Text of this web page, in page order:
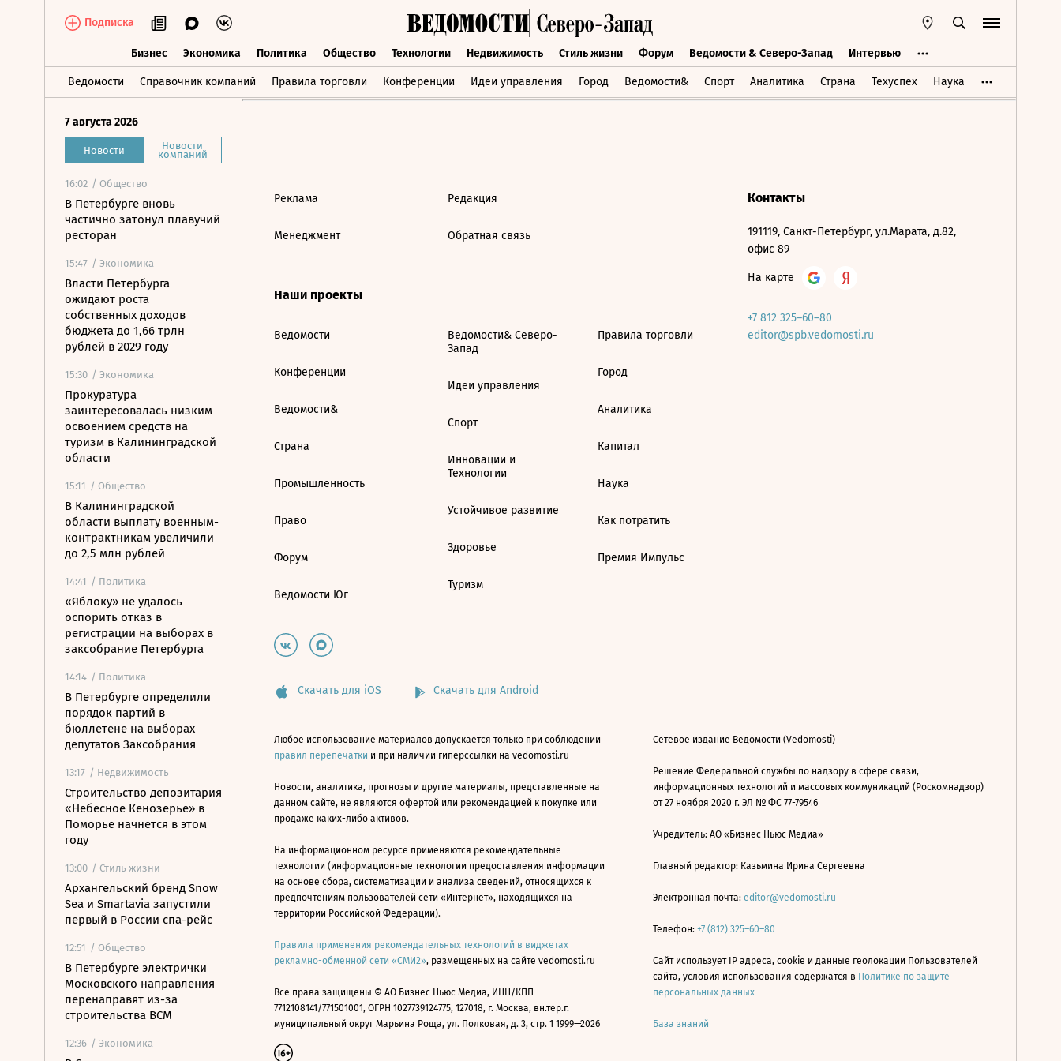
Подписка
Бизнес Экономика Политика Общество Технологии Недвижимость Стиль жизни Форум Ведомости & Северо-Запад Интервью
Ведомости Справочник компаний Правила торговли Конференции Идеи управления Город Ведомости& Спорт Аналитика Страна Техуспех Наука
Бизнес Экономика Политика Общество Технологии Недвижимость Стиль жизни Форум Ведомости & Северо-Запад Интервью
7 августа 2026
Новости Новости
компаний
16:02 / Общество
В Петербурге вновь
частично затонул плавучий
ресторан
15:47 / Экономика
Власти Петербурга
ожидают роста
собственных доходов
бюджета до 1,66 трлн
рублей в 2029 году
15:30 / Экономика
Прокуратура
заинтересовалась низким
освоением средств на
туризм в Калининградской
области
15:11 / Общество
В Калининградской
области выплату военным-
контрактникам увеличили
до 2,5 млн рублей
14:41 / Политика
«Яблоку» не удалось
оспорить отказ в
регистрации на выборах в
заксобрание Петербурга
14:14 / Политика
В Петербурге определили
порядок партий в
бюллетене на выборах
депутатов Заксобрания
13:17 / Недвижимость
Строительство депозитария
«Небесное Кенозерье» в
Поморье начнется в этом
году
13:00 / Стиль жизни
Архангельский бренд Snow
Sea и Smartavia запустили
первый в России спа-рейс
12:51 / Общество
В Петербурге электрички
Московского направления
перенаправят из-за
строительства ВСМ
12:36 / Экономика
Реклама
Менеджмент
Редакция
Обратная связь
Наши проекты
Ведомости
Конференции
Ведомости&
Страна
Промышленность
Право
Форум
Ведомости Юг
Ведомости& Северо-
Запад
Идеи управления
Спорт
Инновации и
Технологии
Устойчивое развитие
Здоровье
Туризм
Правила торговли
Город
Аналитика
Капитал
Наука
Как потратить
Премия Импульс
Контакты
191119, Санкт-Петербург, ул.Марата, д.82,
офис 89
На карте
+7 812 325–60–80
editor@spb.vedomosti.ru
Скачать для iOS Скачать для Android
Любое использование материалов допускается только при соблюдении
правил перепечатки и при наличии гиперссылки на vedomosti.ru
Новости, аналитика, прогнозы и другие материалы, представленные на
данном сайте, не являются офертой или рекомендацией к покупке или
продаже каких-либо активов.
На информационном ресурсе применяются рекомендательные
технологии (информационные технологии предоставления информации
на основе сбора, систематизации и анализа сведений, относящихся к
предпочтениям пользователей сети «Интернет», находящихся на
территории Российской Федерации).
Правила применения рекомендательных технологий в виджетах
рекламно-обменной сети «СМИ2», размещенных на сайте vedomosti.ru
Все права защищены © АО Бизнес Ньюс Медиа, ИНН/КПП
7712108141/771501001, ОГРН 1027739124775, 127018, г. Москва, вн.тер.г.
муниципальный округ Марьина Роща, ул. Полковая, д. 3, стр. 1 1999—2026
Сетевое издание Ведомости (Vedomosti)
Решение Федеральной службы по надзору в сфере связи,
информационных технологий и массовых коммуникаций (Роскомнадзор)
от 27 ноября 2020 г. ЭЛ № ФС 77-79546
Учредитель: АО «Бизнес Ньюс Медиа»
Главный редактор: Казьмина Ирина Сергеевна
Электронная почта: editor@vedomosti.ru
Телефон: +7 (812) 325–60–80
Сайт использует IP адреса, cookie и данные геолокации Пользователей
сайта, условия использования содержатся в Политике по защите
персональных данных
База знаний